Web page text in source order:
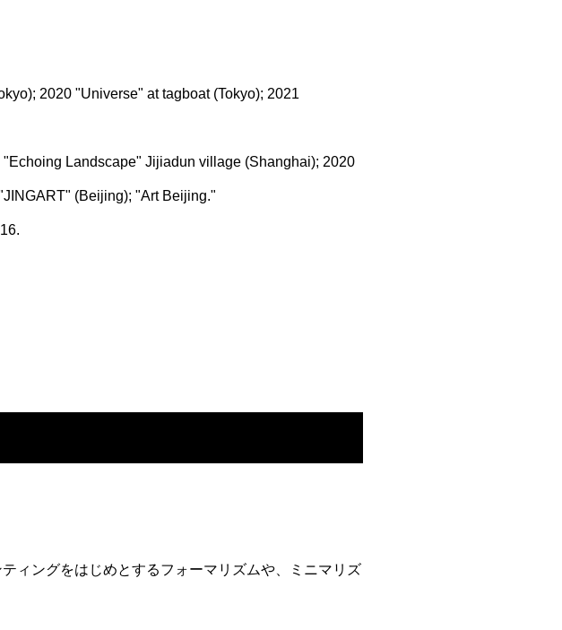
2020 "Universe" at tagboat (Tokyo); 2021
Landscape" Jijiadun village (Shanghai); 2020
(Beijing); "Art Beijing."
ィングをはじめとするフォーマリズムや、ミニマリズ